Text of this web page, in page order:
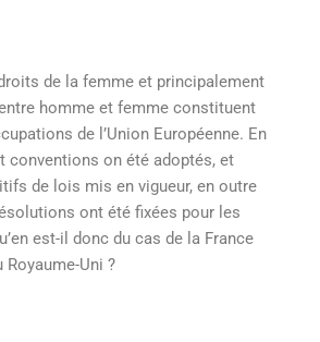
de la femme et principalement
homme et femme constituent
de l’Union Européenne. En
conventions on été adoptés, et
de lois mis en vigueur, en outre
ont été fixées pour les
est-il donc du cas de la France
Uni ?